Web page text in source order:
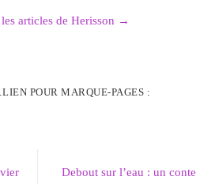
articles de Herisson →
LIEN POUR MARQUE-PAGES :
Debout sur l’eau : un conte